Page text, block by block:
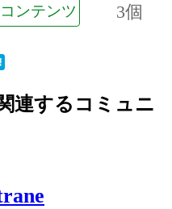
ンテンツ 3個
連するコミュニ